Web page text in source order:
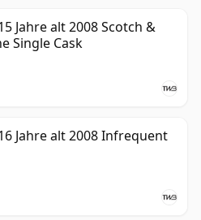
Jahre alt 2008 Scotch &
Single Cask
Jahre alt 2008 Infrequent